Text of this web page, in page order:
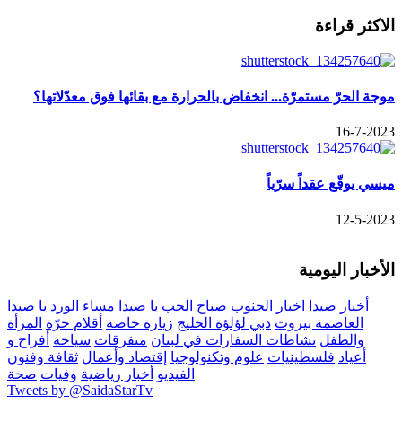
الاكثر قراءة
موجة الحرّ مستمرّة... انخفاض بالحرارة مع بقائها فوق معدّلاتها؟
16-7-2023
ميسي يوقّع عقداً سرّياً
12-5-2023
الأخبار اليومية
أخبار صيدا اخبار الجنوب صباح الحب يا صيدا مساء الورد يا صيدا
العاصمة بيروت دبي لؤلؤة الخليج زيارة خاصة أقلام حرّة المرأة
والطفل نشاطات السفارات في لبنان متفرقات سياحة أفراح و
أعياد فلسطينيات علوم وتكنولوجيا إقتصاد وأعمال ثقافة وفنون
الفيديو أخبار رياضية وفيات صحة
Tweets by @SaidaStarTv